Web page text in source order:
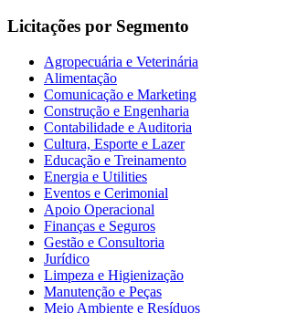
Licitações por Segmento
Agropecuária e Veterinária
Alimentação
Comunicação e Marketing
Construção e Engenharia
Contabilidade e Auditoria
Cultura, Esporte e Lazer
Educação e Treinamento
Energia e Utilities
Eventos e Cerimonial
Apoio Operacional
Finanças e Seguros
Gestão e Consultoria
Jurídico
Limpeza e Higienização
Manutenção e Peças
Meio Ambiente e Resíduos